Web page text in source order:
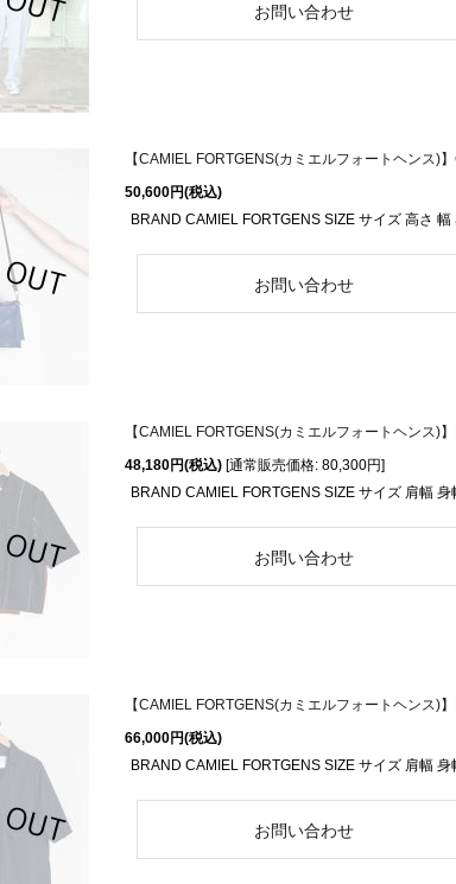
【CAMIEL FORTGENS(カミエルフォートヘンス)
50,600円(税込)
BRAND CAMIEL FORTGENS SIZE サイズ 高さ
【CAMIEL FORTGENS(カミエルフォートヘンス)
48,180円(税込) [通常販売価格: 80,300円]
BRAND CAMIEL FORTGENS SIZE サイズ 肩幅
【CAMIEL FORTGENS(カミエルフォートヘンス)
66,000円(税込)
BRAND CAMIEL FORTGENS SIZE サイズ 肩幅